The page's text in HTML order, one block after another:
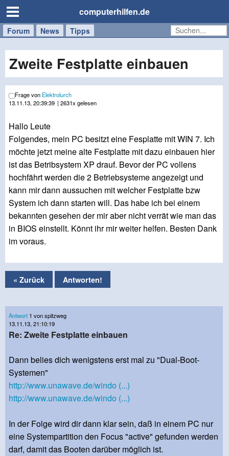
computerhilfen.de
Forum News Tipps
Handy
Tablet
Windows
Mac
Zweite Festplatte einbauen
Frage von Elektrolurch
13.11.13, 20:39:39 | 2631x gelesen
Hallo Leute
Folgendes, mein PC besitzt eine Fesplatte mit WIN 7. Ich
möchte jetzt meine alte Festplatte mit dazu einbauen hier
ist das Betribsystem XP drauf. Bevor der PC vollens
hochfährt werden die 2 Betriebsysteme angezeigt und
kann mir dann aussuchen mit welcher Festplatte bzw
System ich dann starten will. Das habe ich bei einem
bekannten gesehen der mir aber nicht verrät wie man das
in BIOS einstellt. Könnt ihr mir weiter helfen. Besten Dank
im voraus.
« Zurück Antworten!
Antwort 1 von spitzweg
13.11.13, 21:10:19
Re: Zweite Festplatte einbauen
Dann belies dich wenigstens erst mal zu "Dual-Boot-
Systemen"
http://www.unawave.de/windo (...)
http://www.unawave.de/windo (...)
In der Folge wird dir dann klar sein, daß in einem PC nur
eine Systempartition den Focus "active" gefunden werden
darf, damit das Booten darüber möglich ist.